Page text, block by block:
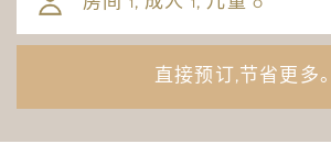
1 1 0